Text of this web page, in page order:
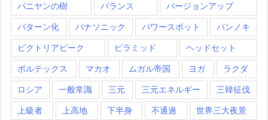
バニヤンの樹 バランス バージョンアップ
パターン化 パナソニック パワースポット パンノキ
ビクトリアピーク ピラミッド ヘッドセット
ボルテックス マカオ ムガル帝国 ヨガ ラクダ
ロシア 一般常識 三元 三元エネルギー 三韓征伐
上級者 上高地 下半身 不通過 世界三大夜景